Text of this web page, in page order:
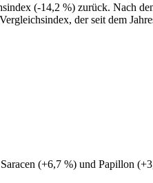
(-14,2 %) zurück. Nach
der seit dem
(+6,7 %) und Papillon